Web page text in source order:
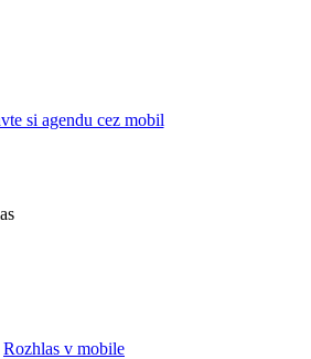
si agendu cez mobil
Rozhlas v mobile